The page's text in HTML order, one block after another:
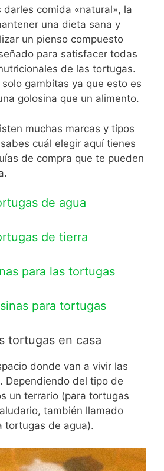
comida «natural», la
una dieta sana y
un pienso compuesto
para satisfacer todas
de las tortugas.
gambitas ya que esto es
golosina que un alimento.
muchas marcas y tipos
cuál elegir aquí tienes
de compra que te pueden
de agua
de tierra
para las tortugas
para tortugas
tortugas en casa
donde van a vivir las
Dependiendo del tipo de
un terrario (para tortugas
también llamado
tortugas de agua).